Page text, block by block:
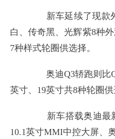
新车延续了现款外
白、传奇黑、光辉紫8种
7种样式轮圈供选择。
奥迪Q3轿跑则比
英寸、19英寸共8种轮圈
新车搭载奥迪最新
10.1英寸MMI中控大屏、